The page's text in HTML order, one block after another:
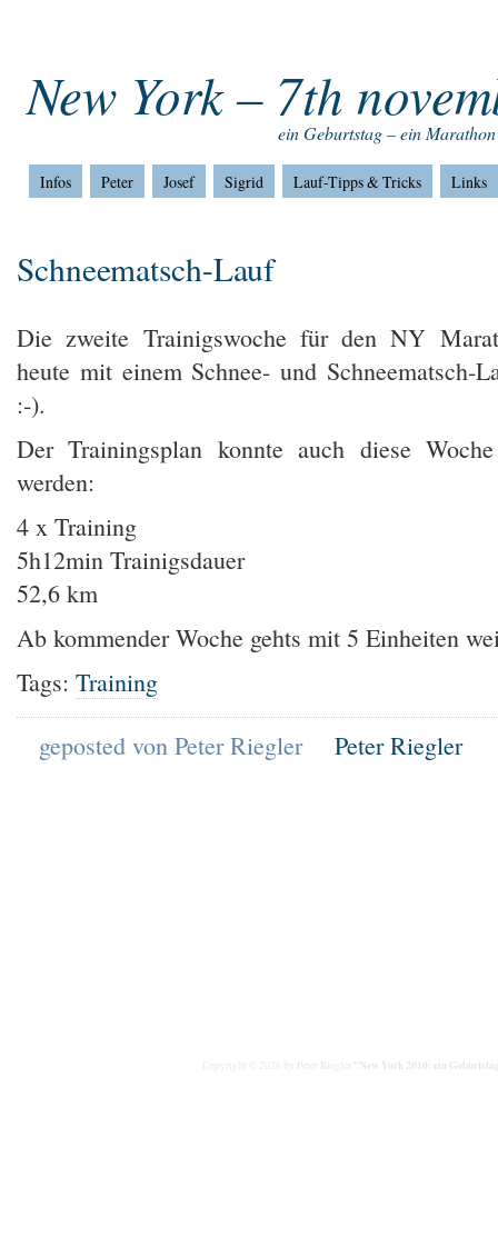
New York – 7th
ein Geburtstag – ein
Infos Peter Josef Sigrid Lauf-Tipps & Tricks Links
Schneematsch-Lauf
Die zweite Trainigswoche für den NY
heute mit einem Schnee- und Schneematsch-
:-).
Der Trainingsplan konnte auch diese
werden:
4 x Training
5h12min Trainigsdauer
52,6 km
Ab kommender Woche gehts mit 5 Einheiten
Tags: Training
geposted von Peter Riegler
Peter Riegler
Copyright © 2026 by Peter Riegler "New York 2010: ein